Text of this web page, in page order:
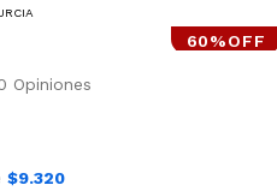
60%OFF
Opiniones
$9.320